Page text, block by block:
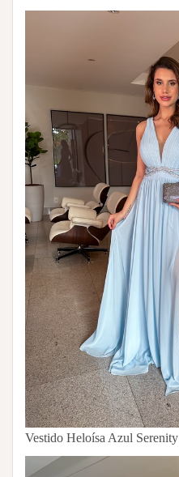
Vestido Heloísa Azul Serenity